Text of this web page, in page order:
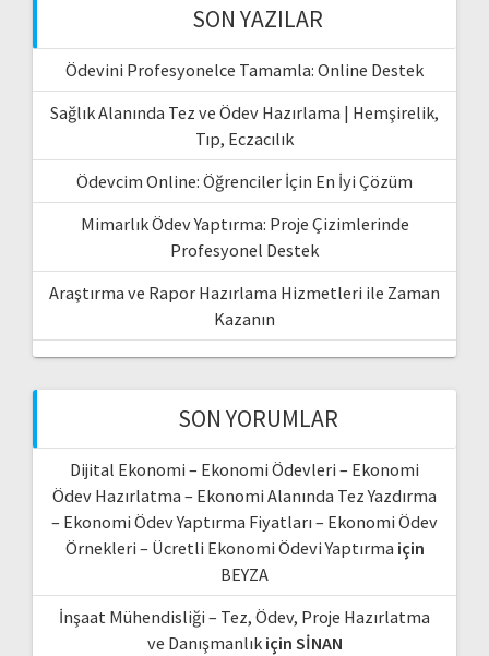
SON YAZILAR
Ödevini Profesyonelce Tamamla: Online Destek
Sağlık Alanında Tez ve Ödev Hazırlama | Hemşirelik,
Tıp, Eczacılık
Ödevcim Online: Öğrenciler İçin En İyi Çözüm
Mimarlık Ödev Yaptırma: Proje Çizimlerinde
Profesyonel Destek
Araştırma ve Rapor Hazırlama Hizmetleri ile Zaman
Kazanın
SON YORUMLAR
Dijital Ekonomi – Ekonomi Ödevleri – Ekonomi
Ödev Hazırlatma – Ekonomi Alanında Tez Yazdırma
– Ekonomi Ödev Yaptırma Fiyatları – Ekonomi Ödev
Örnekleri – Ücretli Ekonomi Ödevi Yaptırma için
BEYZA
İnşaat Mühendisliği – Tez, Ödev, Proje Hazırlatma
ve Danışmanlıkiçin SİNAN